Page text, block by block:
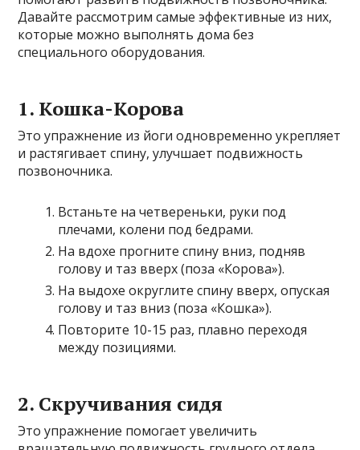
Давайте рассмотрим самые эффективные из них,
которые можно выполнять дома без
специального оборудования.
1. Кошка-Корова
Это упражнение из йоги одновременно укрепляет
и растягивает спину, улучшает подвижность
позвоночника.
Встаньте на четвереньки, руки под
плечами, колени под бедрами.
На вдохе прогните спину вниз, подняв
голову и таз вверх (поза «Корова»).
На выдохе округлите спину вверх, опуская
голову и таз вниз (поза «Кошка»).
Повторите 10-15 раз, плавно переходя
между позициями.
2. Скручивания сидя
Это упражнение помогает увеличить